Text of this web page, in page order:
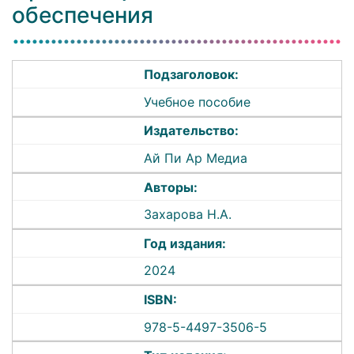
обеспечения
Подзаголовок:
Учебное пособие
Издательство:
Ай Пи Ар Медиа
Авторы:
Захарова Н.А.
Год издания:
2024
ISBN:
978-5-4497-3506-5